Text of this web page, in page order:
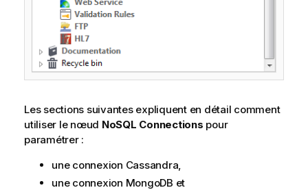
Les sections suivantes expliquent en détail comment
utiliser le nœud NoSQL Connections pour
paramétrer :
une connexion Cassandra,
une connexion MongoDB et